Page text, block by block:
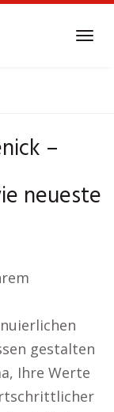
–
neueste
gestalten
Ihre Werte